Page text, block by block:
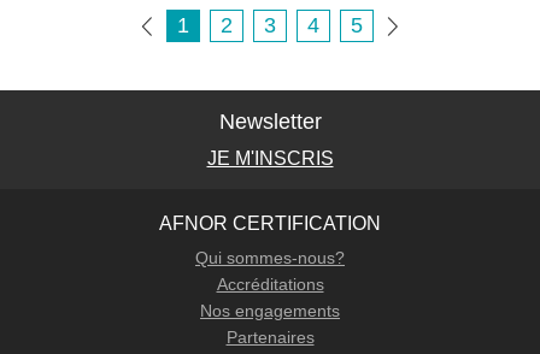
1 2 3 4 5
Newsletter
JE M'INSCRIS
AFNOR CERTIFICATION
Qui sommes-nous?
Accréditations
Nos engagements
Partenaires